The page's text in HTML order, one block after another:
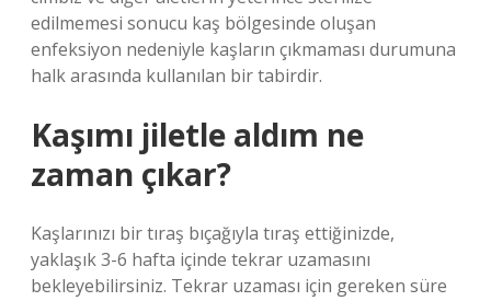
edilmemesi sonucu kaş bölgesinde oluşan
enfeksiyon nedeniyle kaşların çıkmaması durumuna
halk arasında kullanılan bir tabirdir.
Kaşımı jiletle aldım ne
zaman çıkar?
Kaşlarınızı bir tıraş bıçağıyla tıraş ettiğinizde,
yaklaşık 3-6 hafta içinde tekrar uzamasını
bekleyebilirsiniz. Tekrar uzaması için gereken süre